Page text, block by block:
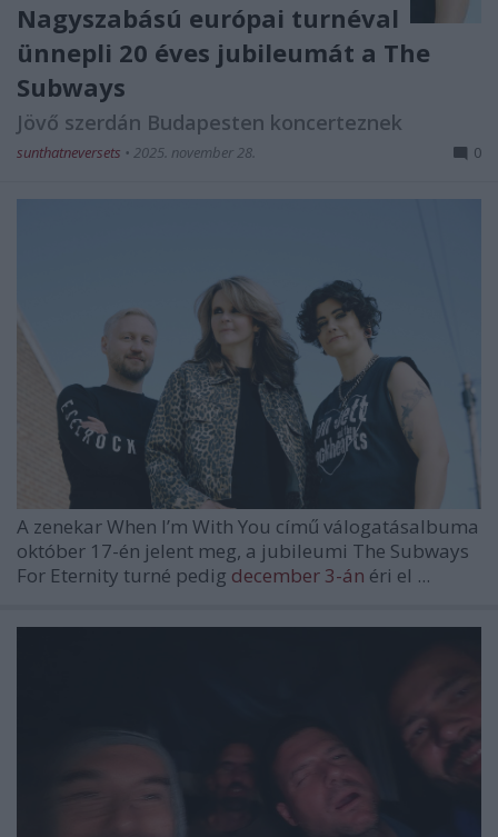
Nagyszabású európai turnéval
ünnepli 20 éves jubileumát a The
Subways
Jövő szerdán Budapesten koncerteznek
sunthatneversets • 2025. november 28. 0
A zenekarWhen I’m With You című válogatásalbuma
október 17-én jelent meg, a jubileumi The Subways
For Eternity turné pedig december 3-án éri el ...